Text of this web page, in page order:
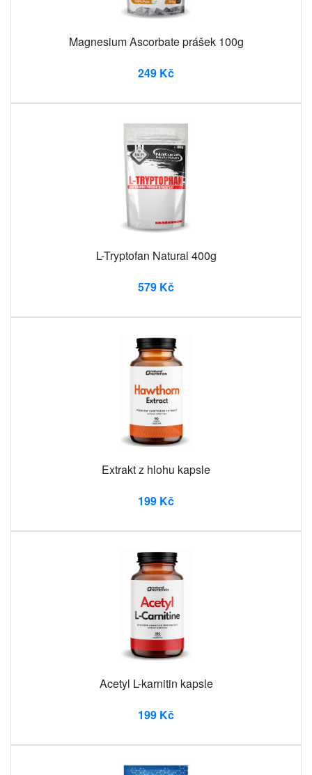
Magnesium Ascorbate prášek 100g
249 Kč
L-Tryptofan Natural 400g
579 Kč
Extrakt z hlohu kapsle
199 Kč
Acetyl L-karnitin kapsle
199 Kč